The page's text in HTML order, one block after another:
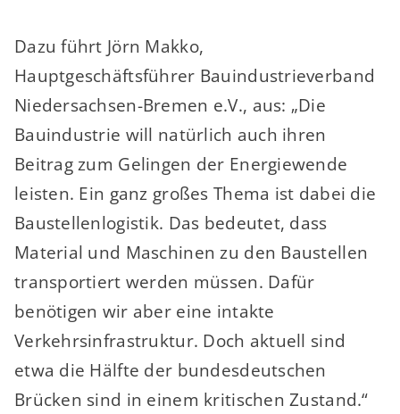
Dazu führt Jörn Makko,
Hauptgeschäftsführer Bauindustrieverband
Niedersachsen-Bremen e.V., aus: „Die
Bauindustrie will natürlich auch ihren
Beitrag zum Gelingen der Energiewende
leisten. Ein ganz großes Thema ist dabei die
Baustellenlogistik. Das bedeutet, dass
Material und Maschinen zu den Baustellen
transportiert werden müssen. Dafür
benötigen wir aber eine intakte
Verkehrsinfrastruktur. Doch aktuell sind
etwa die Hälfte der bundesdeutschen
Brücken sind in einem kritischen Zustand.“